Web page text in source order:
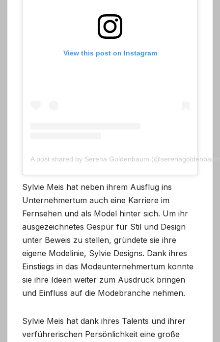
View this post on Instagram
A post shared by Serena Goldenbaum
Sylvie Meis hat neben ihrem Ausflug ins
Unternehmertum auch eine Karriere im
Fernsehen und als Model hinter sich. Um ihr
ausgezeichnetes Gespür für Stil und Design
unter Beweis zu stellen, gründete sie ihre
eigene Modelinie, Sylvie Designs. Dank ihres
Einstiegs in das Modeunternehmertum konnte
sie ihre Ideen weiter zum Ausdruck bringen
und Einfluss auf die Modebranche nehmen.
Sylvie Meis hat dank ihres Talents und ihrer
verführerischen Persönlichkeit eine große